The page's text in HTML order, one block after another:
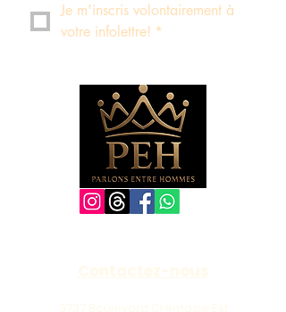
Je m'inscris volontairement à
votre infolettre! *